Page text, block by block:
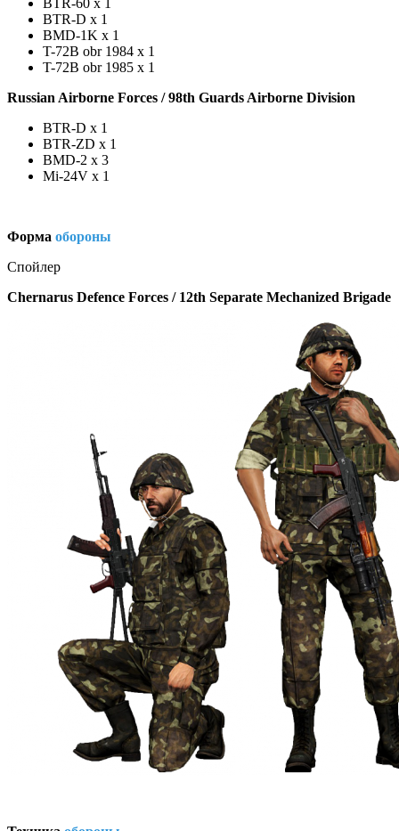
BTR-D x 1
BMD-1K x 1
T-72B obr 1984 x 1
T-72B obr 1985 x 1
Russian Airborne Forces / 98th Guards Airborne Division
BTR-D x 1
BTR-ZD x 1
BMD-2 x 3
Mi-24V x 1
Форма обороны
Спойлер
Chernarus Defence Forces / 12th Separate Mechanized Brigade